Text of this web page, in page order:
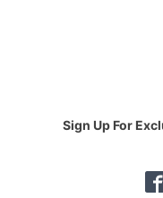
Sign Up For